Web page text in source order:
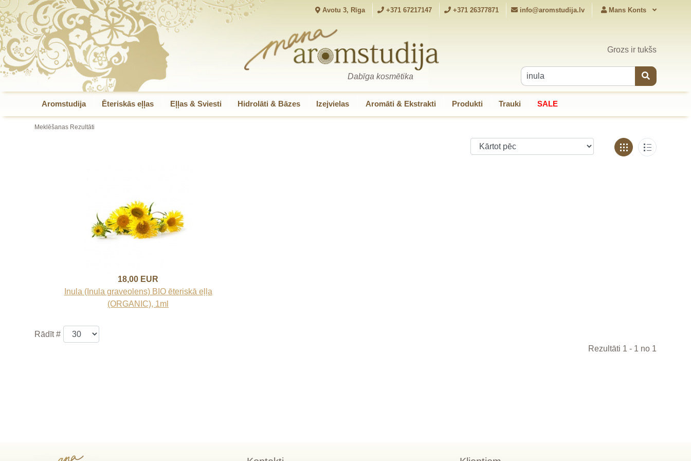
Avotu 3, Rīga +371 67217147 +371 26377871 info@aromstudija.lv Mans Konts
Dabīga kosmētika
Grozs ir tukšs
Aromstudija Ēteriskās eļļas Eļļas & Sviesti Hidrolāti & Bāzes Izejvielas Aromāti & Ekstrakti Produkti Trauki SALE
Meklēšanas Rezultāti
18,00 EUR
Inula (Inula graveolens) BIO ēteriskā eļļa
(ORGANIC), 1ml
Rādīt #
Rezultāti 1 - 1 no 1